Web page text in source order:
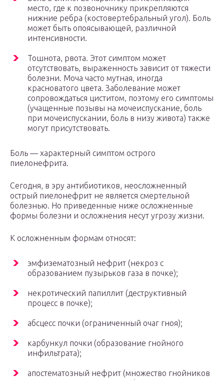
место, где к позвоночнику прикрепляются
нижние ребра (костовертебральный угол). Боль
может быть опоясывающей, различной
интенсивности.
Тошнота, рвота. Этот симптом может
отсутствовать, выраженность зависит от тяжести
болезни. Моча часто мутная, иногда
красноватого цвета. Заболевание может
сопровождаться циститом, поэтому его симптомы
(учащенные позывы на мочеиспускание, боль
при мочеиспускании, боль в низу живота) также
могут присутствовать.
Боль — характерный симптом острого
пиелонефрита.
Сегодня, в эру антибиотиков, неосложненный
острый пиелонефрит не является смертельной
болезнью. Но приведенные ниже осложненные
формы болезни и осложнения несут угрозу жизни.
К осложненным формам относят:
эмфизематозный нефрит (некроз с
образованием пузырьков газа в почке);
некротический папиллит (деструктивный
процесс в почке);
абсцесс почки (ограниченный очаг гноя);
карбункул почки (образование гнойного
инфильтрата);
апостематозный нефрит (множество гнойников